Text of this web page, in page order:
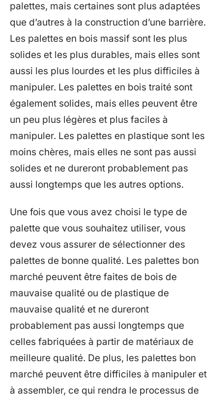
palettes, mais certaines sont plus adaptées
que d’autres à la construction d’une barrière.
Les palettes en bois massif sont les plus
solides et les plus durables, mais elles sont
aussi les plus lourdes et les plus difficiles à
manipuler. Les palettes en bois traité sont
également solides, mais elles peuvent être
un peu plus légères et plus faciles à
manipuler. Les palettes en plastique sont les
moins chères, mais elles ne sont pas aussi
solides et ne dureront probablement pas
aussi longtemps que les autres options.
Une fois que vous avez choisi le type de
palette que vous souhaitez utiliser, vous
devez vous assurer de sélectionner des
palettes de bonne qualité. Les palettes bon
marché peuvent être faites de bois de
mauvaise qualité ou de plastique de
mauvaise qualité et ne dureront
probablement pas aussi longtemps que
celles fabriquées à partir de matériaux de
meilleure qualité. De plus, les palettes bon
marché peuvent être difficiles à manipuler et
à assembler, ce qui rendra le processus de